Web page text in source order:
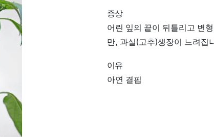
증상
어린 잎의 끝이 뒤틀리고 변
만, 과실(고추)생장이 느려집
이유
아연 결핍